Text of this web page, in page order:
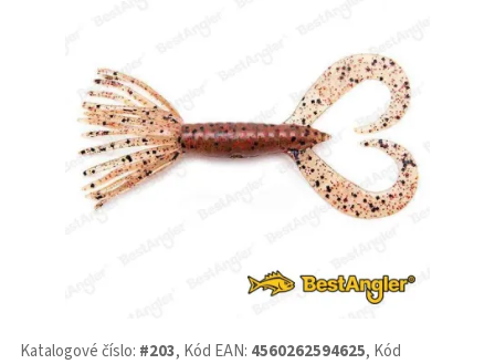
Katalogové číslo: #203, Kód EAN: 4560262594625, Kód